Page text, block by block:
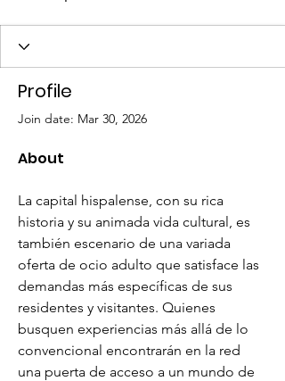
Profile
Join date: Mar 30, 2026
About
La capital hispalense, con su rica
historia y su animada vida cultural, es
también escenario de una variada
oferta de ocio adulto que satisface las
demandas más específicas de sus
residentes y visitantes. Quienes
busquen experiencias más allá de lo
convencional encontrarán en la red
una puerta de acceso a un mundo de